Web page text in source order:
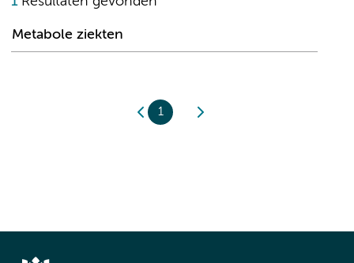
Metabole ziekten
1